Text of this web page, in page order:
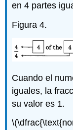
en 4 partes
Figura 4.
Cuando el
iguales, la
su valor es 1.